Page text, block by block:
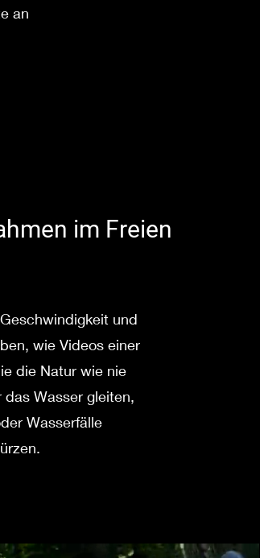
an
im Freien
und
wie Videos einer
die Natur wie nie
Wasser gleiten,
Wasserfälle